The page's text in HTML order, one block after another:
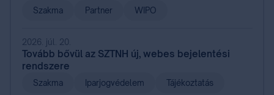
Szakma Partner WIPO
2026. júl. 20.
Tovább bővül az SZTNH új, webes bejelentési
rendszere
Szakma Iparjogvédelem Tájékoztatás